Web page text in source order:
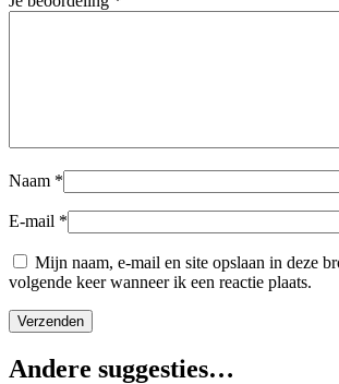
Naam *
E-mail *
Mijn naam, e-mail en site opslaan in deze
volgende keer wanneer ik een reactie plaats.
Andere suggesties…